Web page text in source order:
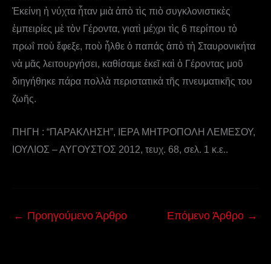
Ἐκείνη ἡ νύχτα ἦταν μιὰ ἀπὸ τὶς πιὸ συγκλονιστικὲς
ἐμπειρίες μὲ τὸν Γέροντα, γιατὶ μέχρι τὶς 6 περίπου τὸ
πρωΐ ποὺ ἔφεξε, ποὺ ἦλθε ὁ παπάς ἀπὸ τὴ Σταυρονικήτα
νὰ μᾶς λειτουργήσει, καθίσαμε ἐκεῖ καὶ ὁ Γέροντας μοῦ
διηγήθηκε πάρα πολλὰ περιστατικὰ τῆς πνευματικῆς του
ζωῆς.
ΠΗΓΗ : “ΠΑΡΑΚΛΗΣΗ”, ΙΕΡΑ ΜΗΤΡΟΠΟΛΗ ΛΕΜΕΣΟΥ,
ΙΟΥΛΙΟΣ – ΑΥΓΟΥΣΤΟΣ 2012, τευχ. 68, σελ. 1 κ.ε..
← Προηγούμενο Άρθρο Επόμενο Άρθρο →